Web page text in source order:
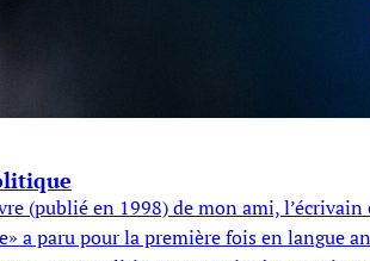
(publié en 1998) de mon ami,
a paru pour la première fois en langue